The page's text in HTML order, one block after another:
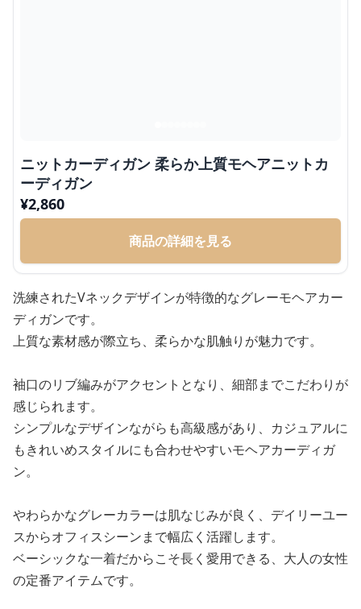
ニットカーディガン 柔らか上質モヘアニットカ
ーディガン
¥2,860
商品の詳細を見る
洗練されたVネックデザインが特徴的なグレーモヘアカー
ディガンです。
上質な素材感が際立ち、柔らかな肌触りが魅力です。
袖口のリブ編みがアクセントとなり、細部までこだわりが
感じられます。
シンプルなデザインながらも高級感があり、カジュアルに
もきれいめスタイルにも合わせやすいモヘアカーディガ
ン。
やわらかなグレーカラーは肌なじみが良く、デイリーユー
スからオフィスシーンまで幅広く活躍します。
ベーシックな一着だからこそ長く愛用できる、大人の女性
の定番アイテムです。